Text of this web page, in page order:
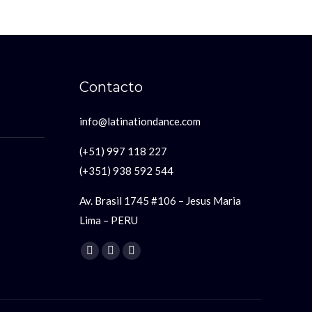
Contacto
info@latinationdance.com
(+51) 997 118 227
(+351) 938 592 544
Av. Brasil 1745 #106 – Jesus Maria
Lima – PERU
Encuéntranos en:
Facebook
YouTubeInstagram